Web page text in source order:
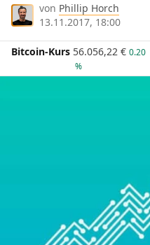
von Phillip Horch
13.11.2017, 18:00
Bitcoin-Kurs 56.056,22 € 0.20
%